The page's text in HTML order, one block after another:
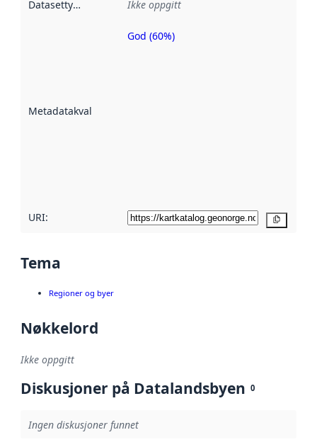
Datasettype Ikke oppgitt
Metadatakvalitet
Metadatakvalitet
God (60%)
URI:
Tema
Regioner og byer
Nøkkelord
Ikke oppgitt
Diskusjoner på Datalandsbyen 0
Ingen diskusjoner funnet